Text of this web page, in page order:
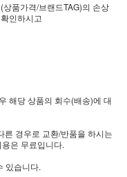
품가격/브랜드TAG)의 손상
인하시고
해당 상품의 회수(배송)에 대
른 경우로 교환/반품을 하시는
은 무료입니다.
있습니다.